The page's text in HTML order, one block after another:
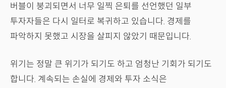
버블이 붕괴되면서 너무 일찍 은퇴를 선언했던 일부
투자자들은 다시 일터로 복귀하고 있습니다. 경제를
파악하지 못했고 시장을 살피지 않았기 때문입니다.
위기는 정말 큰 위기가 되기도 하고 엄청난 기회가 되기도
합니다. 계속되는 손실에 경제와 투자 소식은